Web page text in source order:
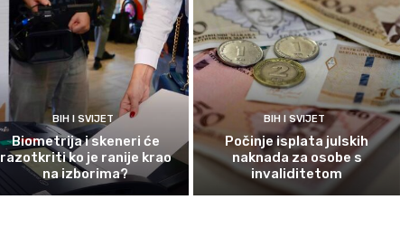
BIH I SVIJET
Biometrija i skeneri će
razotkriti ko je ranije krao
na izborima?
BIH I SVIJET
Počinje isplata julskih
naknada za osobe s
invaliditetom